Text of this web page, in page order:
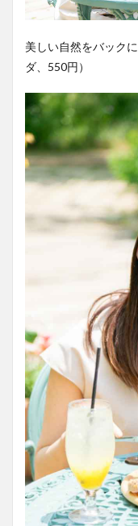
美しい自然をバック
ダ、550円）